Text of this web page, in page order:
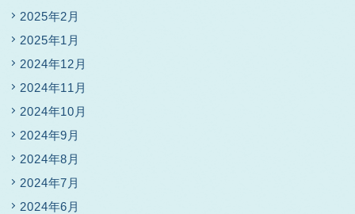
2025年2月
2025年1月
2024年12月
2024年11月
2024年10月
2024年9月
2024年8月
2024年7月
2024年6月